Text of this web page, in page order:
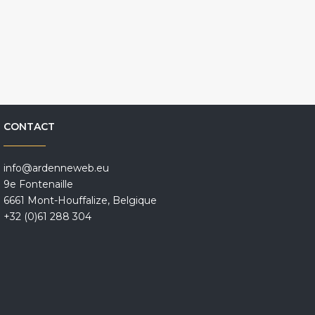
CONTACT
info@ardenneweb.eu
9e Fontenaille
6661 Mont-Houffalize, Belgique
+32 (0)61 288 304